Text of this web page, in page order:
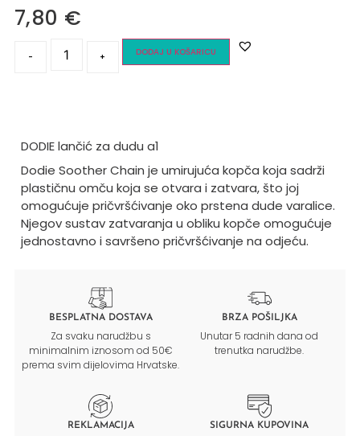
7,80 €
- + DODAJ U KOŠARICU
DODIE lančić za dudu a1
Dodie Soother Chain je umirujuća kopča koja sadrži
plastičnu omču koja se otvara i zatvara, što joj
omogućuje pričvršćivanje oko prstena dude varalice.
Njegov sustav zatvaranja u obliku kopče omogućuje
jednostavno i savršeno pričvršćivanje na odjeću.
BESPLATNA DOSTAVA
Za svaku narudžbu s
minimalnim iznosom od 50€
prema svim dijelovima Hrvatske.
BRZA POŠILJKA
Unutar 5 radnih dana od
trenutka narudžbe.
REKLAMACIJA SIGURNA KUPOVINA